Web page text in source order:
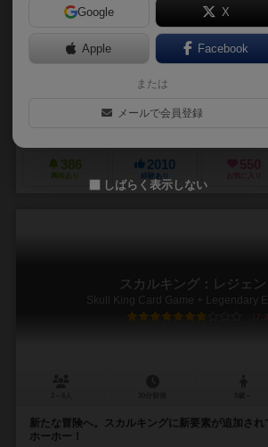
宣言通りの勝ちを目指そう！海賊たちのトリック
海賊をテーマにした、少しダーク＆メルヘンな
す。 10ラウンドで、ラウンド数と同じだけカー
ウンド目なら1枚、10ラウンド目なら1...
ブレント・ベック（Brent Beck）
386
興味あり
2010
経験あり お気に入り
スカルキング：レジェン
Skull King Card Game + Legendary
7.3
新たな冒険へ。スカルキングに新要素が追加さ
ホーホー！
Google X
Apple Facebook
または
メールで会員登録
しばらく表示しない